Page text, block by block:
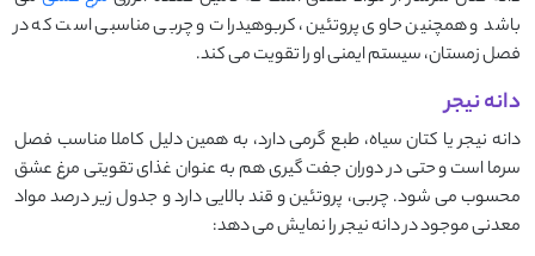
باشد و همچنین حاوی پروتئین، کربوهیدرات و چربی مناسبی است که در
فصل زمستان، سیستم ایمنی او را تقویت می کند.
دانه نیجر
دانه نیجر یا کتان سیاه، طبع گرمی دارد، به همین دلیل کاملا مناسب فصل
سرما است و حتی در دوران جفت گیری هم به عنوان غذای تقویتی مرغ عشق
محسوب می شود. چربی، پروتئین و قند بالایی دارد و جدول زیر درصد مواد
معدنی موجود در دانه نیجر را نمایش می دهد: